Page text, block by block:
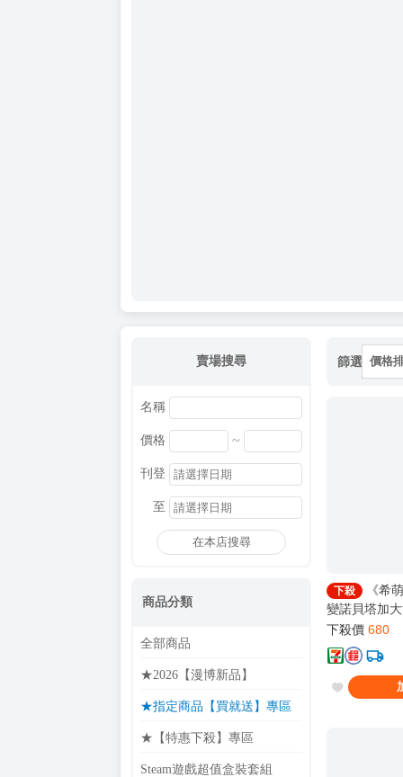
賣場搜尋
名稱
價格 ~
刊登
至
在本店搜尋
商品分類
全部商品
★2026【漫博新品】
★指定商品【買就送】專區
★【特惠下殺】專區
Steam遊戲超值盒裝套組
篩選 價格
下殺 《希
變諾貝塔加
吊飾】3款隨
下殺價 680